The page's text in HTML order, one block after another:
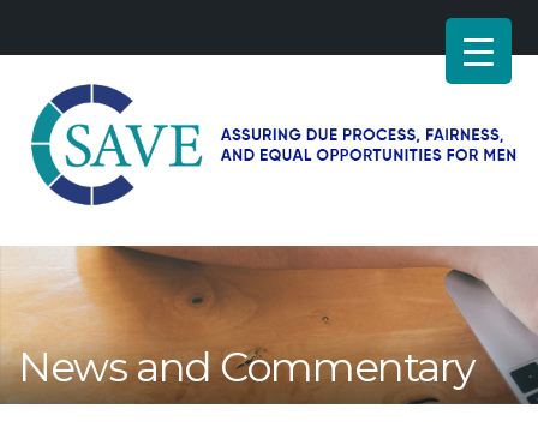
–
Working
fairness
equal
opportunities
for
News and Commentary